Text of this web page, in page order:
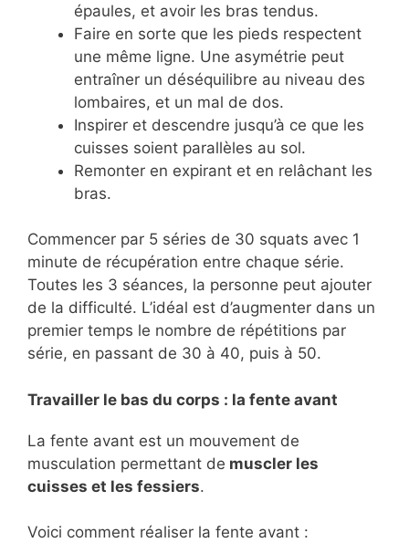
épaules, et avoir les bras tendus.
Faire en sorte que les pieds respectent
une même ligne. Une asymétrie peut
entraîner un déséquilibre au niveau des
lombaires, et un mal de dos.
Inspirer et descendre jusqu’à ce que les
cuisses soient parallèles au sol.
Remonter en expirant et en relâchant les
bras.
Commencer par 5 séries de 30 squats avec 1
minute de récupération entre chaque série.
Toutes les 3 séances, la personne peut ajouter
de la difficulté. L’idéal est d’augmenter dans un
premier temps le nombre de répétitions par
série, en passant de 30 à 40, puis à 50.
Travailler le bas du corps : la fente avant
La fente avant est un mouvement de
musculation permettant de muscler les
cuisses et les fessiers.
Voici comment réaliser la fente avant :